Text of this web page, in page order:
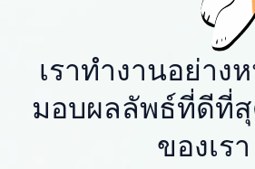
เราทำงานอย่าง
มอบผลลัพธ์ที่ดีที่
ของเรา